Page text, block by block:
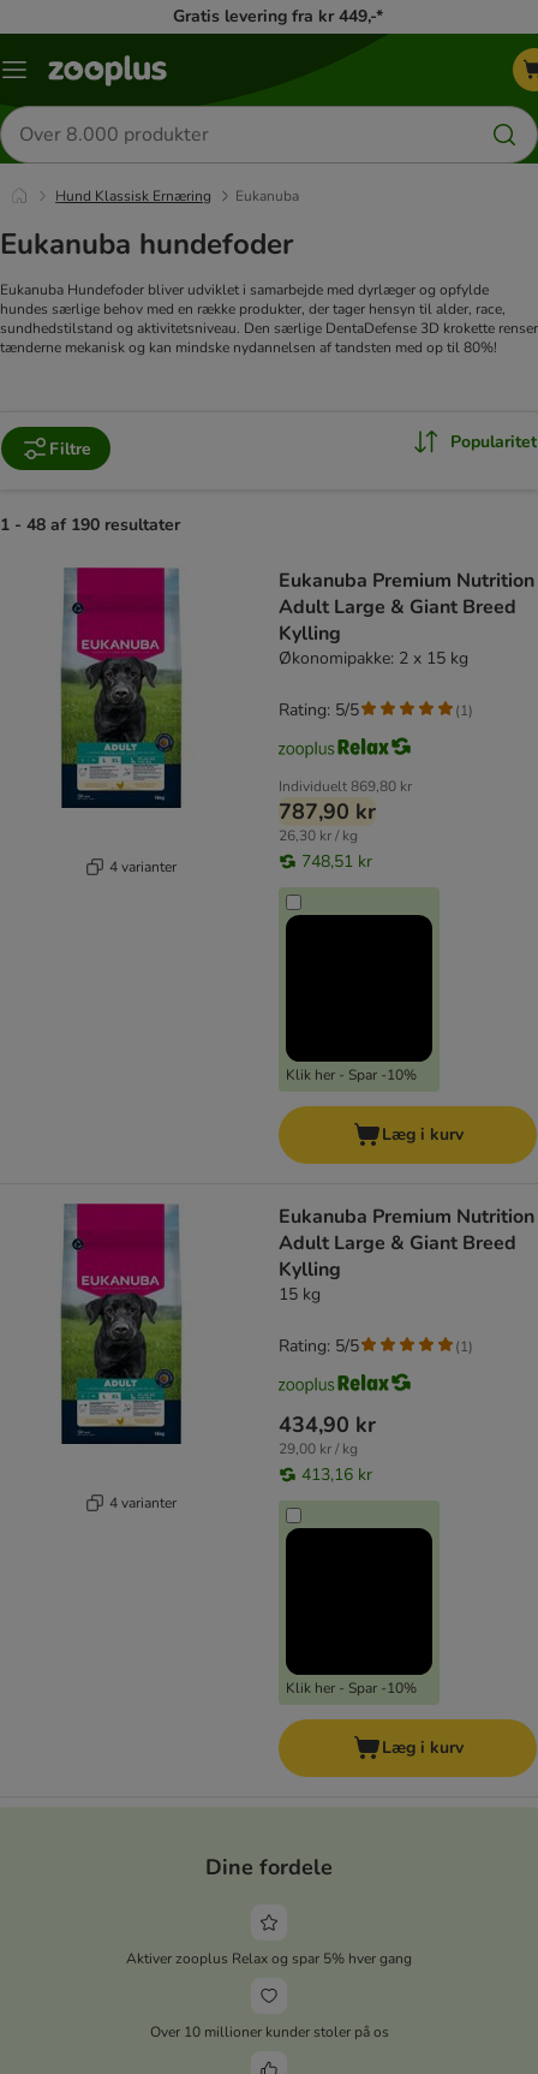
Gratis levering fra kr 449,-*
Menu
Søg
efter
produkter
Hund Klassisk Ernæring Eukanuba
Eukanuba hundefoder
Eukanuba Hundefoder bliver udviklet i samarbejde med dyrlæger og opfylde
hundes særlige behov med en række produkter, der tager hensyn til alder, race,
sundhedstilstand og aktivitetsniveau. Den særlige DentaDefense 3D krokette renser
tænderne mekanisk og kan mindske nydannelsen af tandsten med op til 80%!
Filtre Popularitet
1 - 48 af 190 resultater
4 varianter
Eukanuba Premium Nutrition
Adult Large & Giant Breed
Kylling
Økonomipakke: 2 x 15 kg
Individuelt869,80 kr
787,90 kr
26,30 kr / kg
748,51 kr
Klik her - Spar -10%
Rating: 5/5 (1)
Læg i kurv
4 varianter
Eukanuba Premium Nutrition
Adult Large & Giant Breed
Kylling
15 kg
434,90 kr
29,00 kr / kg
413,16 kr
Klik her - Spar -10%
Rating: 5/5 (1)
Læg i kurv
Dine fordele
Aktiver zooplus Relax og spar 5% hver gang
Over 10 millioner kunder stoler på os